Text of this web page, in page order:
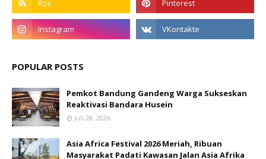
POPULAR POSTS
Pemkot Bandung Gandeng Warga Sukseskan
Reaktivasi Bandara Husein
Juli 28, 2026
Asia Africa Festival 2026 Meriah, Ribuan
Masyarakat Padati Kawasan Jalan Asia Afrika